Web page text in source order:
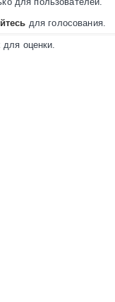
для голосования.
оценки.